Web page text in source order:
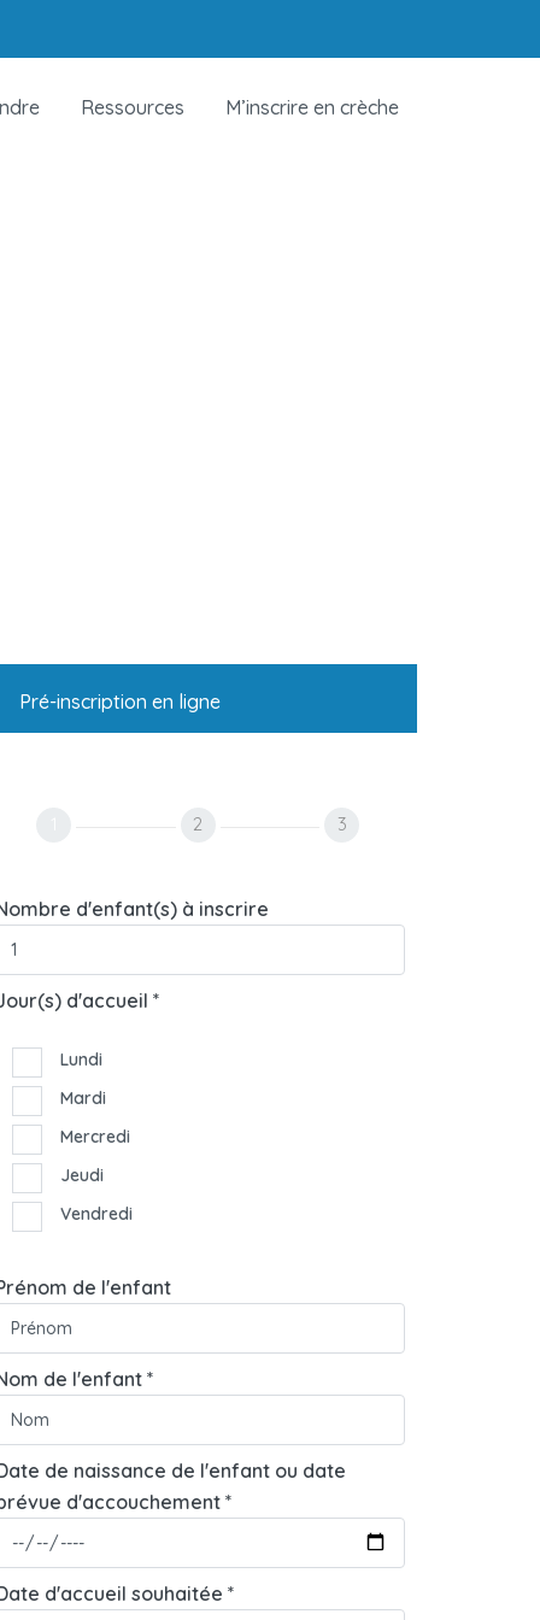
Ressources M’inscrire en crèche
Pré-inscription en ligne
2 3
d'enfant(s) à inscrire
d'accueil *
Lundi
Mardi
Mercredi
Jeudi
Vendredi
de l'enfant
de l'enfant *
de naissance de l'enfant ou date
d'accouchement *
d'accueil souhaitée *